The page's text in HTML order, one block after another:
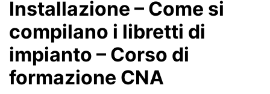
Installazione – Come si
compilano i libretti di
impianto – Corso di
formazione CNA